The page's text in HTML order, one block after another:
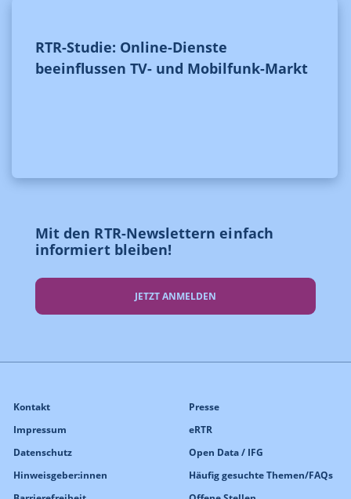
RTR-Studie: Online-Dienste
beeinflussen TV- und Mobilfunk-Markt
Mit den RTR-Newslettern einfach
informiert bleiben!
JETZT ANMELDEN
Kontakt
Impressum
Datenschutz
Hinweisgeber:innen
Presse
eRTR
Open Data / IFG
Häufig gesuchte Themen/FAQs